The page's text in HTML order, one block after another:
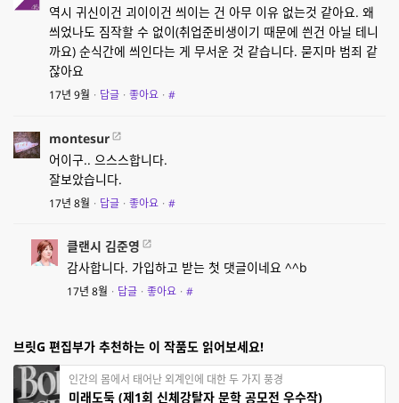
역시 귀신이건 괴이이건 씌이는 건 아무 이유 없는것 같아요. 왜
씌었나도 짐작할 수 없이(취업준비생이기 때문에 씐건 아닐 테니
까요) 순식간에 씌인다는 게 무서운 것 같습니다. 묻지마 범죄 같
잖아요
17년 9월 · 답글 · 좋아요 · #
montesur
어이구.. 으스스합니다.
잘보았습니다.
17년 8월 · 답글 · 좋아요 · #
클랜시 김준영
감사합니다. 가입하고 받는 첫 댓글이네요 ^^b
17년 8월 · 답글 · 좋아요 · #
브릿G 편집부가 추천하는 이 작품도 읽어보세요!
인간의 몸에서 태어난 외계인에 대한 두 가지 풍경
미래도둑 (제1회 신체강탈자 문학 공모전 우수작)